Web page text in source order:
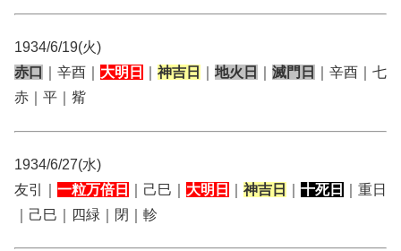
1934/6/19(火)
赤口
｜辛酉｜ 大明日 神吉日 地火日 滅門日
｜辛酉｜七
赤｜平｜觜
1934/6/27(水)
友引｜ 一粒万倍日 ｜己巳｜ 大明日 神吉日 十死日
｜重日
｜己巳｜四緑｜閉｜軫